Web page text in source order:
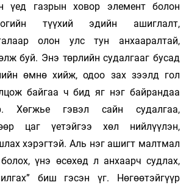
үед газрын ховор элемент болон
түүхий эдийн ашиглалт,
олон улс тун анхааралтай,
буй. Энэ төрлийн судалгааг бусад
өмнө хийж, одоо зах зээлд гол
байгаа ч бид яг нэг байрандаа
Хөгжье гэвэл сайн судалгаа,
цаг үетэйгээ хөл нийлүүлэн,
хэрэгтэй. Аль нэг ашигт малтмал
үнэ өсөхөд л анхаарч судлах,
биш гэсэн үг. Нөгөөтэйгүүр